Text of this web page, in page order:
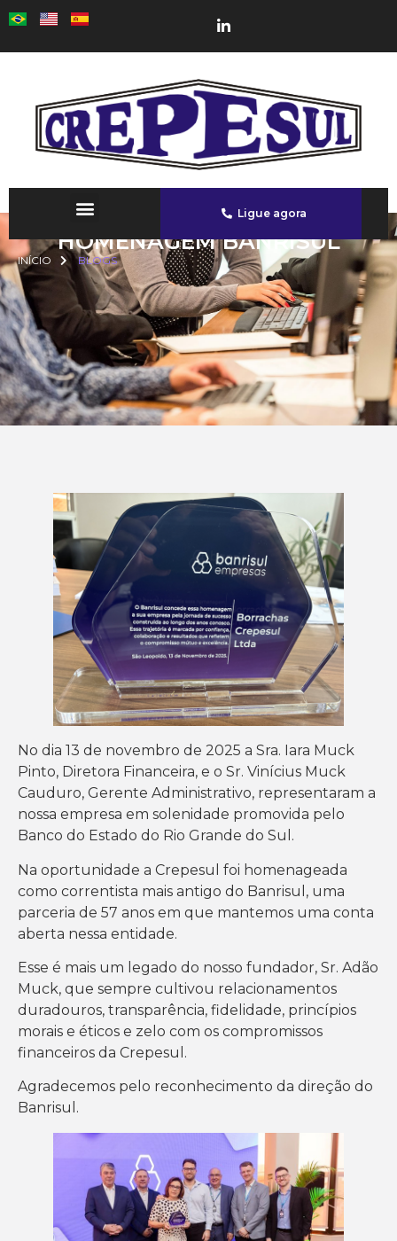
Ligue agora
HOMENAGEM BANRISUL
INÍCIO BLOGS
No dia 13 de novembro de 2025 a Sra. Iara Muck
Pinto, Diretora Financeira, e o Sr. Vinícius Muck
Cauduro, Gerente Administrativo, representaram a
nossa empresa em solenidade promovida pelo
Banco do Estado do Rio Grande do Sul.
Na oportunidade a Crepesul foi homenageada
como correntista mais antigo do Banrisul, uma
parceria de 57 anos em que mantemos uma conta
aberta nessa entidade.
Esse é mais um legado do nosso fundador, Sr. Adão
Muck, que sempre cultivou relacionamentos
duradouros, transparência, fidelidade, princípios
morais e éticos e zelo com os compromissos
financeiros da Crepesul.
Agradecemos pelo reconhecimento da direção do
Banrisul.